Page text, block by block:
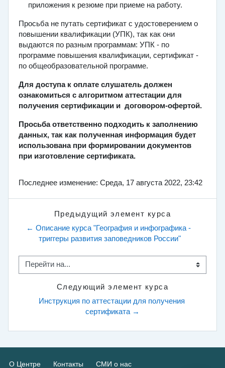
приложения к резюме при приеме на работу.
Просьба не путать сертификат с удостоверением о
повышении квалификации (УПК), так как они
выдаются по разным программам: УПК - по
программе повышения квалификации, сертификат -
по общеобразовательной программе.
Для доступа к оплате слушатель должен
ознакомиться с алгоритмом аттестации для
получения сертификации и договором-офертой.
Просьба ответственно подходить к заполнению
данных, так как полученная информация будет
использована при формировании документов
при изготовление сертификата.
Последнее изменение: Среда, 17 августа 2022, 23:42
Предыдущий элемент курса
← Описание курса "География и инфографика -
триггеры развития заповедников России"
Перейти на...
Следующий элемент курса
Инструкция по аттестации для получения
сертификата →
О Центре Контакты СМИ о нас